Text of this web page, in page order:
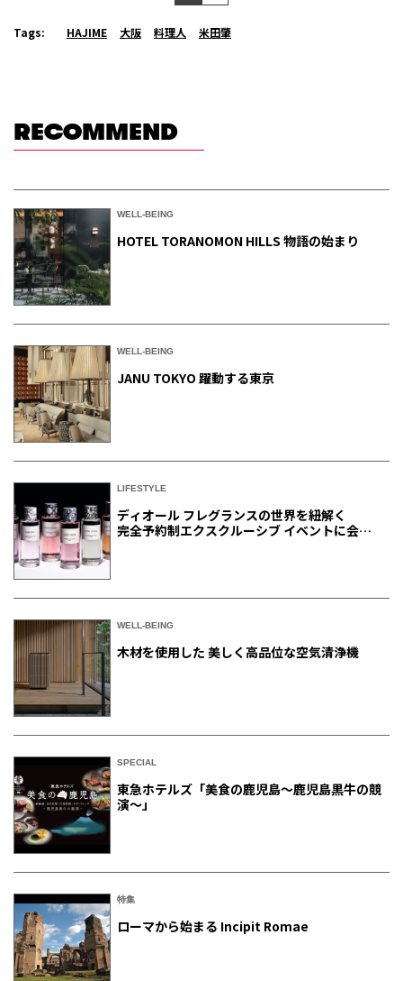
Tags: HAJIME 大阪 料理人 米田肇
RECOMMEND
WELL-BEING
HOTEL TORANOMON HILLS 物語の始まり
WELL-BEING
JANU TOKYO 躍動する東京
LIFESTYLE
ディオール フレグランスの世界を紐解く
完全予約制エクスクルーシブ イベントに会員
WELL-BEING
木材を使用した 美しく高品位な空気清浄機
SPECIAL
東急ホテルズ「美食の鹿児島～鹿児島黒牛の競
演～」
特集
ローマから始まる Incipit Romae